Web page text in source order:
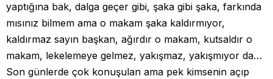
yaptığına bak, dalga geçer gibi, şaka gibi şaka, farkında
mısınız bilmem ama o makam şaka kaldırmıyor,
kaldırmaz sayın başkan, ağırdır o makam, kutsaldır o
makam, lekelemeye gelmez, yakışmaz, yakışmıyor da…
Son günlerde çok konuşulan ama pek kimsenin açıp